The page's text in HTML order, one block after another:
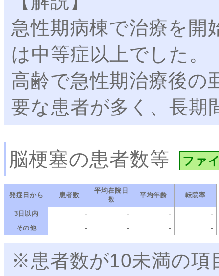
急性期病棟で治療を開
は中等症以上でした。
高齢で急性期治療後の
要な患者が多く、長期
脳梗塞の患者数等 ファ
発症日から 患者数
平均在院日
数
平均年齢 転院率
3日以内 - - - -
その他 - - - -
※患者数が10未満の項